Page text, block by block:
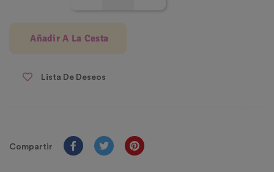
Añadir A La Cesta
Lista De Deseos
Compartir